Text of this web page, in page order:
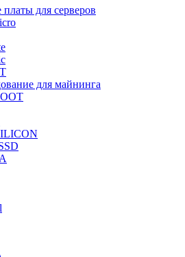
для серверов
для майнинга